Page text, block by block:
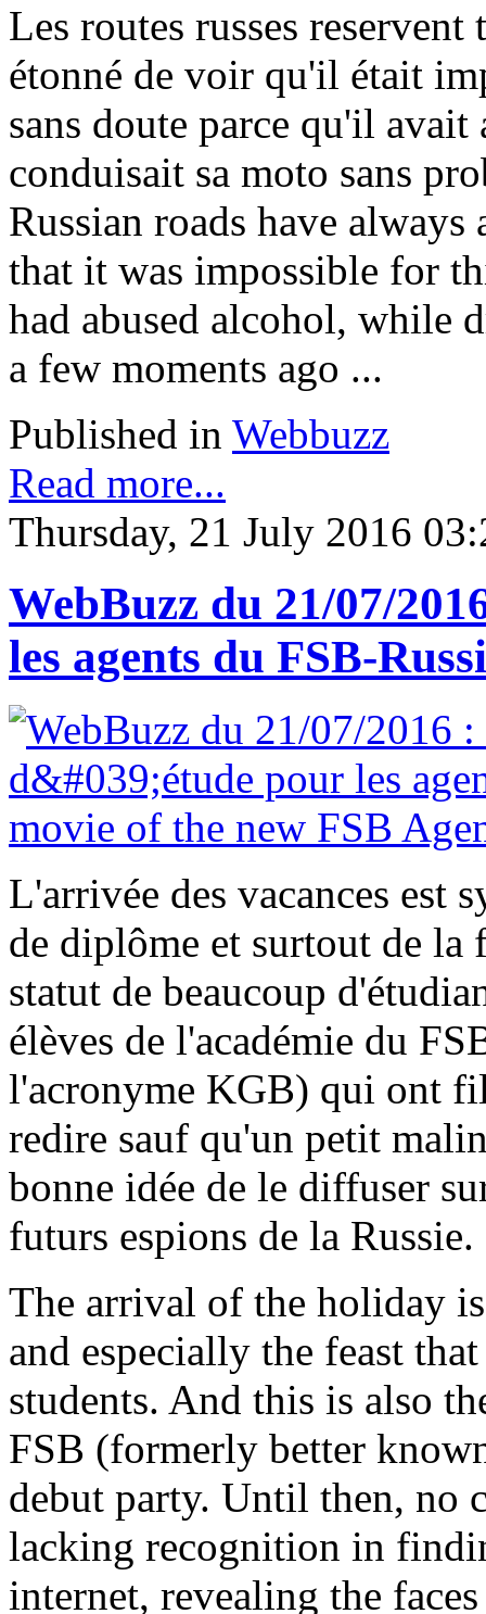
Les routes russes
étonné de voir qu'il était
sans doute parce qu'il
conduisait sa moto sans
Russian roads have
that it was impossible for
had abused alcohol, while
a few moments ago ...
Published in Webbuzz
Read more...
Thursday, 21 July 2016
WebBuzz du 21/07/
les agents du FSB-
L'arrivée des vacances est
de diplôme et surtout de la
statut de beaucoup
élèves de l'académie du
l'acronyme KGB) qui ont
redire sauf qu'un petit
bonne idée de le diffuser
futurs espions de la Russie.
The arrival of the holiday
and especially the feast
students. And this is also
FSB (formerly better
debut party. Until then, no
lacking recognition in
internet, revealing the